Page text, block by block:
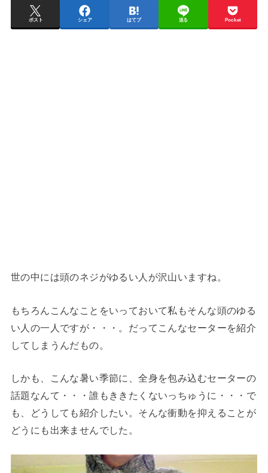
ポスト シェア はてブ 送る Pocket
世の中には頭のネジがゆるい人が沢山いますね。
もちろんこんなことをいっておいて私もそんな頭のゆる
い人の一人ですが・・・。だってこんなセーターを紹介
してしまうんだもの。
しかも、こんな暑い季節に、全身を包み込むセーターの
話題なんて・・・誰もききたくないっちゅうに・・・で
も、どうしても紹介したい。そんな衝動を抑えることが
どうにも出来ませんでした。